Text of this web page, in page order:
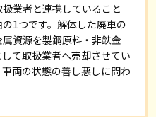
業者と連携していること
1つです。解体した廃車の
資源を製鋼原料・非鉄金
て取扱業者へ売却させてい
両の状態の善し悪しに問わ